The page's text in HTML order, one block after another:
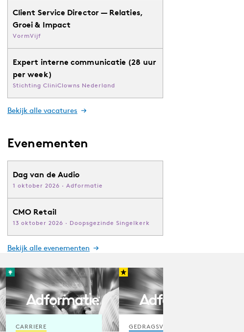
Client Service Director — Relaties,
Groei & Impact
VormVijf
Expert interne communicatie (28 uur
per week)
Stichting CliniClowns Nederland
Bekijk alle vacatures
Evenementen
Dag van de Audio
1 oktober 2026 · Adformatie
CMO Retail
13 oktober 2026 · Doopsgezinde Singelkerk
Bekijk alle evenementen
CARRIERE GEDRAGSVERANDERING